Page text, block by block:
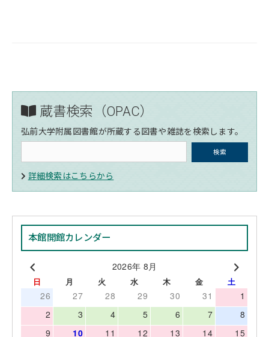
蔵書検索（OPAC）
弘前大学附属図書館が所蔵する図書や雑誌を検索します。
詳細検索はこちらから
本館開館カレンダー
2026年 8月
日 月 火 水 木 金 土
26 27 28 29 30 31
1
2
3 4 5 6 7
8
9
10 11 12 13 14
15